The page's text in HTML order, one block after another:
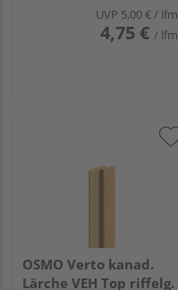
UVP 5,00 €/ lfm
4,75 € / lfm
OSMO Verto kanad.
Lärche VEH Top riffelg.